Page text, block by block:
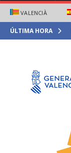
VALENCIÀ
ÚLTIMA HORA